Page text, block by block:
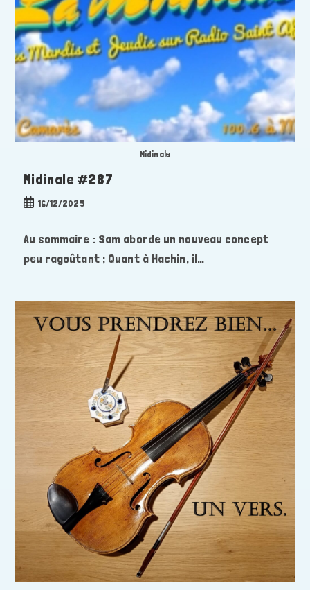
Midinale
Midinale #287
Publication
16/12/2025
Au sommaire : Sam aborde un nouveau concept
peu ragoûtant ; Quant à Hachin, il…